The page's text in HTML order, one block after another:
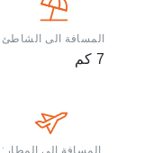
المسافة الى الشاطئ:
7 كم